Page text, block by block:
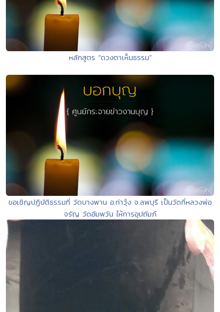
หลักสูตร “ดวงตาเห็นธรรม”
ขอเชิญปฏิบัติธรรมที่ วัดบางพาน อ.ท่าวุ้ง จ.ลพบุรี เป็นวัดที่หลวงพ่อ
จรัญ วัดอัมพวัน ให้การอุปถัมภ์